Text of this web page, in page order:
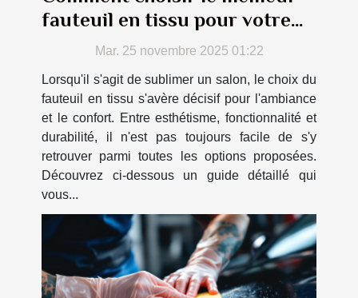
fauteuil en tissu pour votre
salon ?Mar. 25 novembre 2025 01:22
Lorsqu'il s'agit de sublimer un salon, le choix du
fauteuil en tissu s'avère décisif pour l'ambiance
et le confort. Entre esthétisme, fonctionnalité et
durabilité, il n'est pas toujours facile de s'y
retrouver parmi toutes les options proposées.
Découvrez ci-dessous un guide détaillé qui
vous...